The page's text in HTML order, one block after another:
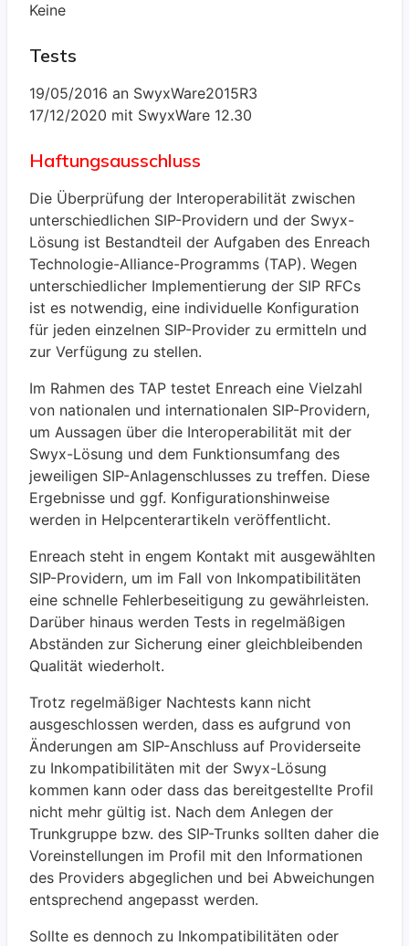
Keine
Tests
19/05/2016 an SwyxWare2015R3
17/12/2020 mit SwyxWare 12.30
Haftungsausschluss
Die Überprüfung der Interoperabilität zwischen
unterschiedlichen SIP-Providern und der Swyx-
Lösung ist Bestandteil der Aufgaben des Enreach
Technologie-Alliance-Programms (TAP). Wegen
unterschiedlicher Implementierung der SIP RFCs
ist es notwendig, eine individuelle Konfiguration
für jeden einzelnen SIP-Provider zu ermitteln und
zur Verfügung zu stellen.
Im Rahmen des TAP testet Enreach eine Vielzahl
von nationalen und internationalen SIP-Providern,
um Aussagen über die Interoperabilität mit der
Swyx-Lösung und dem Funktionsumfang des
jeweiligen SIP-Anlagenschlusses zu treffen. Diese
Ergebnisse und ggf. Konfigurationshinweise
werden in Helpcenterartikeln veröffentlicht.
Enreach steht in engem Kontakt mit ausgewählten
SIP-Providern, um im Fall von Inkompatibilitäten
eine schnelle Fehlerbeseitigung zu gewährleisten.
Darüber hinaus werden Tests in regelmäßigen
Abständen zur Sicherung einer gleichbleibenden
Qualität wiederholt.
Trotz regelmäßiger Nachtests kann nicht
ausgeschlossen werden, dass es aufgrund von
Änderungen am SIP-Anschluss auf Providerseite
zu Inkompatibilitäten mit der Swyx-Lösung
kommen kann oder dass das bereitgestellte Profil
nicht mehr gültig ist. Nach dem Anlegen der
Trunkgruppe bzw. des SIP-Trunks sollten daher die
Voreinstellungen im Profil mit den Informationen
des Providers abgeglichen und bei Abweichungen
entsprechend angepasst werden.
Sollte es dennoch zu Inkompatibilitäten oder